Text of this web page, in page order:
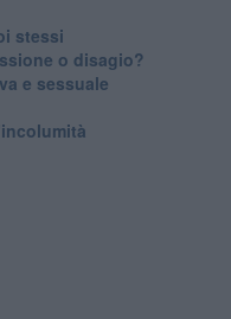
stessi
o disagio?
e sessuale